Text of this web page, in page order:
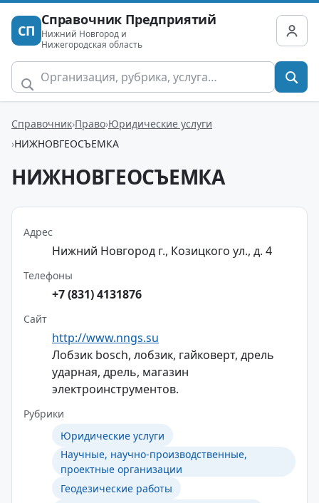
СП
Справочник Предприятий
Нижний Новгород и
Нижегородская область
Справочник Право Юридические услуги
НИЖНОВГЕОСЪЕМКА
НИЖНОВГЕОСЪЕМКА
Адрес
Нижний Новгород г., Козицкого ул., д. 4
Телефоны
+7 (831) 4131876
Сайт
http://www.nngs.su
Лобзик bosch, лобзик, гайковерт, дрель
ударная, дрель, магазин
электроинструментов.
Рубрики
Юридические услуги
Научные, научно-производственные,
проектные организации
Геодезические работы